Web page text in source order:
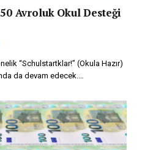
Avroluk Okul Desteği
“Schulstartklar!” (Okula Hazır)
da devam edecek.…